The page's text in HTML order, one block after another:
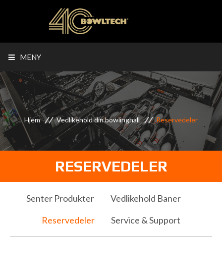
MENY
Hjem Vedlikehold din bowlinghall Reservedeler
RESERVEDELER
Senter Produkter
Vedlikehold Baner
Reservedeler
Service & Support